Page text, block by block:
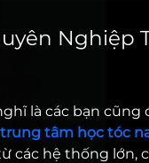
Nghiệp
là các bạn cũng
trung tâm học tóc
các hệ thống lớn,